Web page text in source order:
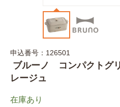
申込番号：126501
ブルーノ コンパクトグ
レージュ
在庫あり